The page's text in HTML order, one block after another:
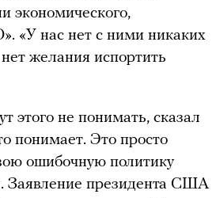
экономического,
«У нас нет с ними никаких
желания испортить
этого не понимать, сказал
понимает. Это просто
ошибочную политику
Заявление президента США